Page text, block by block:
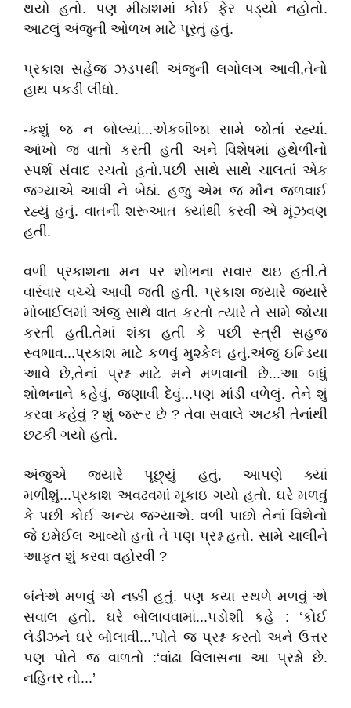
થયો હતો. પણ મીઠાશમાં કોઈ ફેર પડ્યો નહોતો.
આટલું અંજુની ઓળખ માટે પૂરતું હતું.
પ્રકાશ સહેજ ઝડપથી અંજુની લગોલગ આવી,તેનો
હાથ પકડી લીધો.
-કશું જ ન બોલ્યાં...એકબીજા સામે જોતાં રહ્યાં.
આંખો જ વાતો કરતી હતી અને વિશેષમાં હથેળીનો
સ્પર્શ સંવાદ રચતો હતો.પછી સાથે સાથે ચાલતાં એક
જગ્યાએ આવી ને બેઠાં. હજુ એમ જ મૌન જળવાઈ
રહ્યું હતું. વાતની શરૂઆત ક્યાંથી કરવી એ મૂંઝવણ
હતી.
વળી પ્રકાશના મન પર શોભના સવાર થઇ હતી.તે
વારંવાર વચ્ચે આવી જતી હતી. પ્રકાશ જયારે જયારે
મોબાઈલમાં અંજુ સાથે વાત કરતો ત્યારે તે સામે જોયા
કરતી હતી.તેમાં શંકા હતી કે પછી સ્ત્રી સહજ
સ્વભાવ...પ્રકાશ માટે કળવું મુશ્કેલ હતું.અંજુ ઇન્ડિયા
આવે છે,તેનાં પ્રશ્ન માટે મને મળવાની છે...આ બધું
શોભનાને કહેવું, જણાવી દેવું...પણ માંડી વળેલું. તેને શું
કરવા કહેવું ? શું જરૂર છે ? તેવા સવાલે અટકી તેનાંથી
છટકી ગયો હતો.
અંજુએ જયારે પૂછ્યું હતું, આપણે ક્યાં
મળીશું...પ્રકાશ અવઢવમાં મૂકાઇ ગયો હતો. ઘરે મળવું
કે પછી કોઈ અન્ય જગ્યાએ. વળી પાછો તેનાં વિશેનો
જે ઇમેઈલ આવ્યો હતો તે પણ પ્રશ્ન હતો. સામે ચાલીને
આફત શું કરવા વહોરવી ?
બંનેએ મળવું એ નક્કી હતું. પણ કયા સ્થળે મળવું એ
સવાલ હતો. ઘરે બોલાવવામાં...પડોશી કહે : ‘કોઈ
લેડીઝને ઘરે બોલાવી...’પોતે જ પ્રશ્ન કરતો અને ઉત્તર
પણ પોતે જ વાળતો :‘વાંઢા વિલાસના આ પ્રશ્નો છે.
નહિતર તો...’